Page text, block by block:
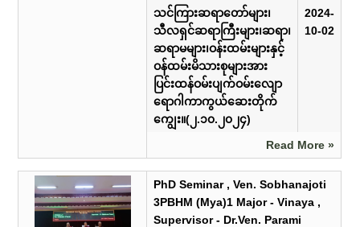
သင်ကြားဆရာတော်များ၊
သီလရှင်ဆရာကြီးများ၊ဆရာ၊
ဆရာမများ၊ဝန်းထမ်းများနှင့်
ဝန်ထမ်းမိသားစုများအား
ပြင်းထန်ဝမ်းပျက်ဝမ်းလျော
ရောဂါကာကွယ်ဆေးတိုက်
ကျွေး။(၂.၁၀.၂၀၂၄)
2024-
10-02
Read More »
PhD Seminar , Ven. Sobhanajoti
3PBHM (Mya)1 Major - Vinaya ,
Supervisor - Dr.Ven. Parami